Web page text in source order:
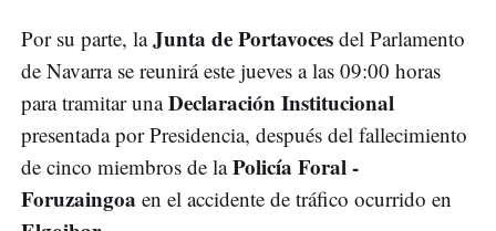
Por su parte, laJunta de Portavoces del Parlamento
de Navarra se reunirá este jueves a las 09:00 horas
para tramitar unaDeclaración Institucional
presentada por Presidencia, después del fallecimiento
de cinco miembros de laPolicía Foral -
Foruzaingoa en el accidente de tráfico ocurrido en